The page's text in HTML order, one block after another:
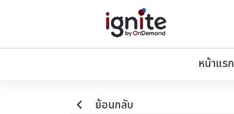
หน้าแรก
keyboard_arrow_left ย้อนกลับ